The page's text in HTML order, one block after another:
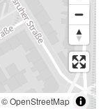
©OpenStreetMap